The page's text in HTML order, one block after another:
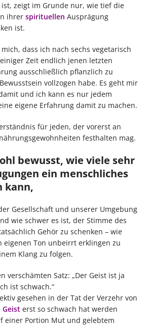
zeigt im Grunde nur, wie tief die
ihrer spirituellen Ausprägung
ist.
dass ich nach sechs vegetarisch
Zeit endlich jenen letzten
ausschließlich pflanzlich zu
vollzogen habe. Es geht mir
und ich kann es nur jedem
eigene Erfahrung damit zu machen.
für jeden, der vorerst an
festhalten mag.
bewusst, wie viele sehr
ein menschliches
kann,
Gesellschaft und unserer Umgebung
wie schwer es ist, der Stimme des
Gehör zu schenken – wie
eigenen Ton unbeirrt erklingen zu
Klang zu folgen.
verschämten Satz: „Der Geist ist ja
ist schwach.“
gesehen in der Tat der Verzehr von
Geist erst so schwach hat werden
einer Portion Mut und gelebtem